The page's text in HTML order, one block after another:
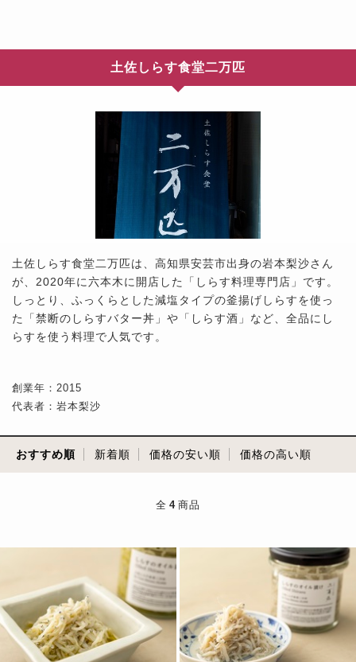
土佐しらす食堂二万匹
土佐しらす食堂二万匹は、高知県安芸市出身の岩本梨沙さん
が、2020年に六本木に開店した「しらす料理専門店」です。
しっとり、ふっくらとした減塩タイプの釜揚げしらすを使っ
た「禁断のしらすバター丼」や「しらす酒」など、全品にし
らすを使う料理で人気です。
創業年：2015
代表者：岩本梨沙
おすすめ順 新着順 価格の安い順 価格の高い順
全 4 商品